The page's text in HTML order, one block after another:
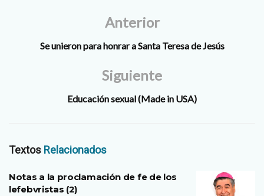
Anterior
Se unieron para honrar a Santa Teresa de Jesús
Siguiente
Educación sexual (Made in USA)
Textos Relacionados
Notas a la proclamación de fe de los
lefebvristas (2)